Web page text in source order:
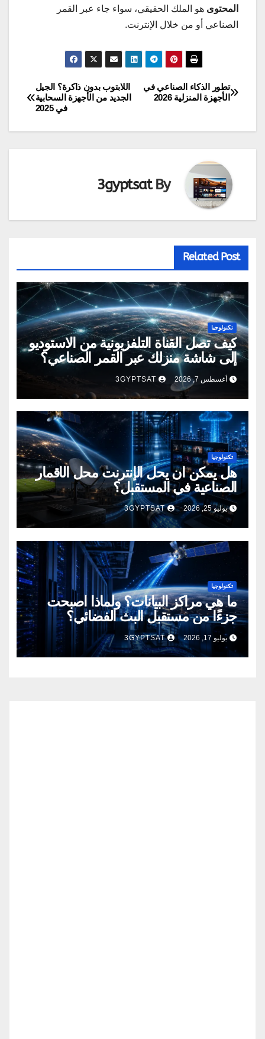
المحتوى هو الملك الحقيقي، سواء جاء عبر القمر
الصناعي أو من خلال الإنترنت.
تصفّح
اللابتوب بدون ذاكرة؟ الجيل
الجديد من الأجهزة السحابية
في 2025
تطور الذكاء الصناعي في
الأجهزة المنزلية 2026
By
3gyptsat
Related Post
تكنولوجيا
كيف تصل القناة التلفزيونية من الاستوديو
إلى شاشة منزلك عبر القمر الصناعي؟
أغسطس 7, 2026 3GYPTSAT
تكنولوجيا
هل يمكن أن يحل الإنترنت محل الأقمار
الصناعية في المستقبل؟
يوليو 25, 2026 3GYPTSAT
تكنولوجيا
ما هي مراكز البيانات؟ ولماذا أصبحت
جزءًا من مستقبل البث الفضائي؟
يوليو 17, 2026 3GYPTSAT